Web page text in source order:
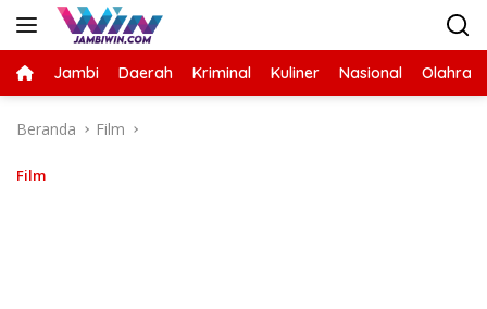
Langsung
Jambi Daerah Kriminal Kuliner Nasional
Beranda Film
Film